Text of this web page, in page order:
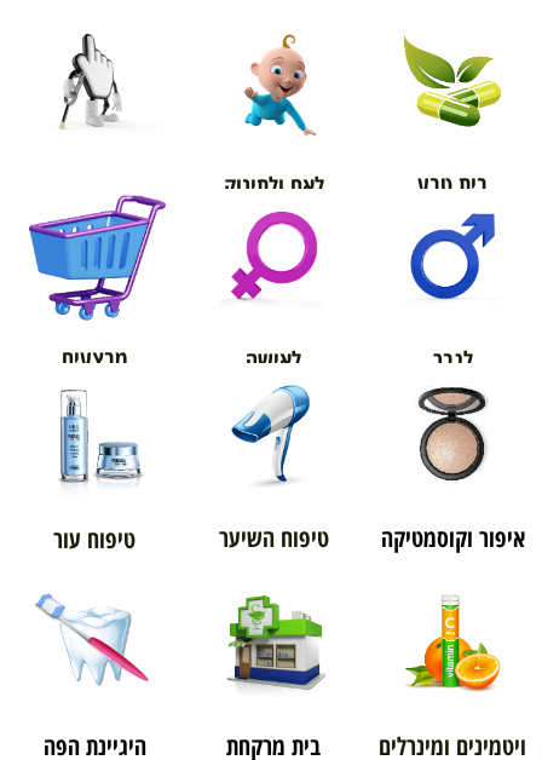
בית טבע לאם ולתינוק
אורטופדיה
לגבר לאישה מבצעים
איפור וקוסמטיקה טיפוח השיער טיפוח עור
ויטמינים ומינרלים בית מרקחת היגיינת הפה